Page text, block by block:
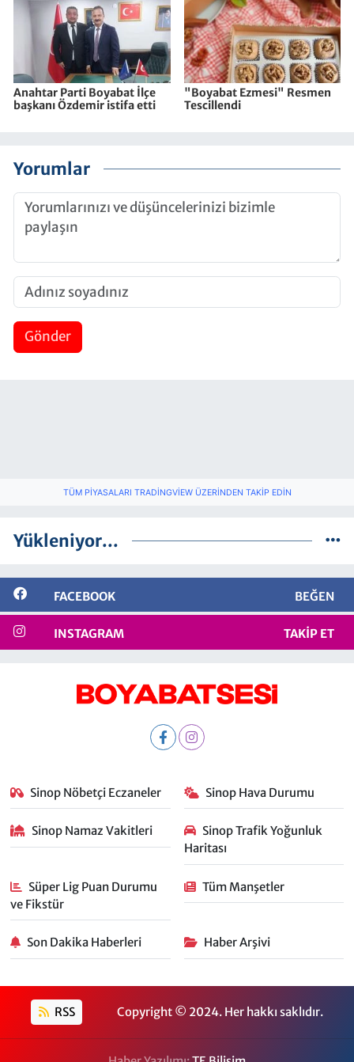
Anahtar Parti Boyabat İlçe
başkanı Özdemir istifa etti
"Boyabat Ezmesi" Resmen
Tescillendi
Yorumlar
Gönder
TÜM PIYASALARI TRADINGVIEW ÜZERINDEN TAKIP EDIN
Yükleniyor...
FACEBOOK BEĞEN
INSTAGRAM TAKIP ET
Sinop Nöbetçi Eczaneler Sinop Hava Durumu
Sinop Namaz Vakitleri
Sinop Trafik Yoğunluk
Haritası
Süper Lig Puan Durumu
ve Fikstür
Tüm Manşetler
Son Dakika Haberleri Haber Arşivi
RSS Copyright © 2024. Her hakkı saklıdır.